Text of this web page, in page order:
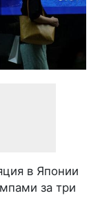
в Японии
за три